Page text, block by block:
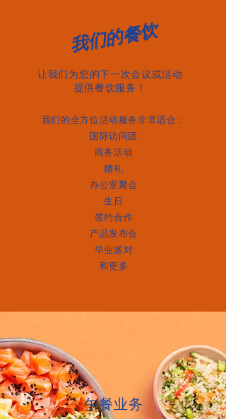
我们的餐饮
让我们为您的下一次会议或活动
提供餐饮服务！
我们的全方位活动服务非常适合：
国际访问团
商务活动
婚礼
办公室聚会
生日
签约合作
产品发布会
毕业派对
和更多
午餐业务